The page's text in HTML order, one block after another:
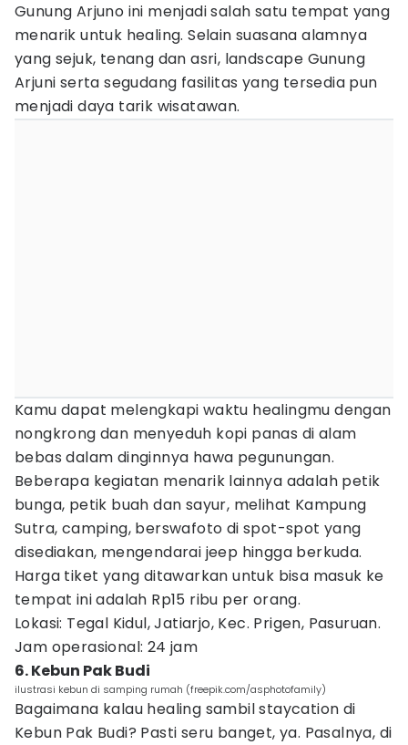
Gunung Arjuno ini menjadi salah satu tempat yang
menarik untuk healing. Selain suasana alamnya
yang sejuk, tenang dan asri, landscape Gunung
Arjuni serta segudang fasilitas yang tersedia pun
menjadi daya tarik wisatawan.
Kamu dapat melengkapi waktu healingmu dengan
nongkrong dan menyeduh kopi panas di alam
bebas dalam dinginnya hawa pegunungan.
Beberapa kegiatan menarik lainnya adalah petik
bunga, petik buah dan sayur, melihat Kampung
Sutra, camping, berswafoto di spot-spot yang
disediakan, mengendarai jeep hingga berkuda.
Harga tiket yang ditawarkan untuk bisa masuk ke
tempat ini adalah Rp15 ribu per orang.
Lokasi: Tegal Kidul, Jatiarjo, Kec. Prigen, Pasuruan.
Jam operasional: 24 jam
6. Kebun Pak Budi
ilustrasi kebun di samping rumah (freepik.com/asphotofamily)
Bagaimana kalau healing sambil staycation di
Kebun Pak Budi? Pasti seru banget, ya. Pasalnya, di